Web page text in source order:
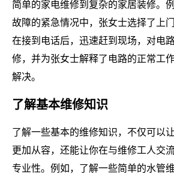
简单的家电维修到复杂的家居装修。
故障的紧急情况中，张女士选择了上
在接到电话后，迅速赶到现场，对电
修，并为张女士解释了电路的正常工
解决。
了解基本维修知识
了解一些基本的维修知识，不仅可以
更加从容，还能让你在与维修工人交
专业性。例如，了解一些简单的水管